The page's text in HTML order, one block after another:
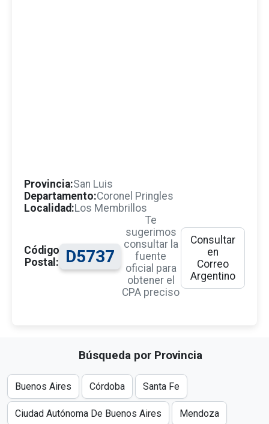
Provincia:San Luis
Departamento:Coronel Pringles
Localidad:Los Membrillos
Código
Postal:
D5737
Te
sugerimos
consultar la
fuente
oficial para
obtener el
CPA preciso
Consultar
en
Correo
Argentino
Búsqueda por Provincia
Buenos Aires Córdoba Santa Fe
Ciudad Autónoma De Buenos Aires Mendoza